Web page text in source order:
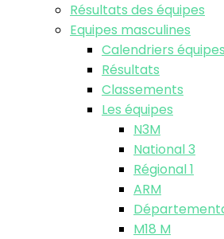
Résultats des équipes
Equipes masculines
Calendriers
Résultats
Classements
Les équipes
N3M
National 3
Régional 1
ARM
M18 M